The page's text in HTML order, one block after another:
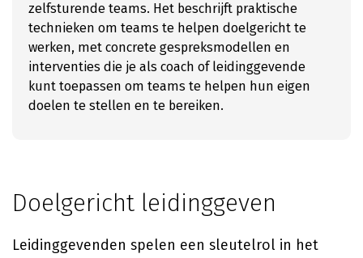
zelfsturende teams. Het beschrijft praktische
technieken om teams te helpen doelgericht te
werken, met concrete gespreksmodellen en
interventies die je als coach of leidinggevende
kunt toepassen om teams te helpen hun eigen
doelen te stellen en te bereiken.
Doelgericht leidinggeven
Leidinggevenden spelen een sleutelrol in het